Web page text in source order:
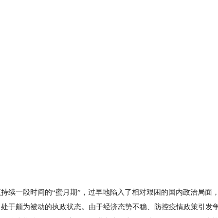
续一段时间的“蜜月期”，过早地陷入了相对艰困的国内政治局面
于颇为被动的执政状态。由于经济态势不稳、防控疫情政策引发